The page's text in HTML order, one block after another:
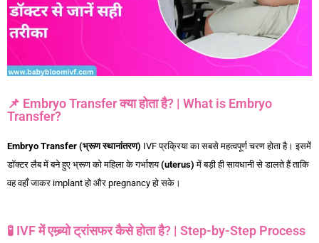
📌 Embryo Transfer क्या होता है? | What is Embryo
Transfer?
Embryo Transfer (भ्रूण स्थानांतरण) IVF प्रक्रिया का सबसे महत्वपूर्ण चरण होता है। इसमें
डॉक्टर लैब में बने हुए भ्रूण को महिला के गर्भाशय(uterus) में बड़ी ही सावधानी से डालते हैं ताकि
वह वहाँ जाकर implant हो और pregnancy हो सके।
🧪 IVF में एम्ब्र्यो ट्रांसफर कैसे होता है? | Step-by-Step Process